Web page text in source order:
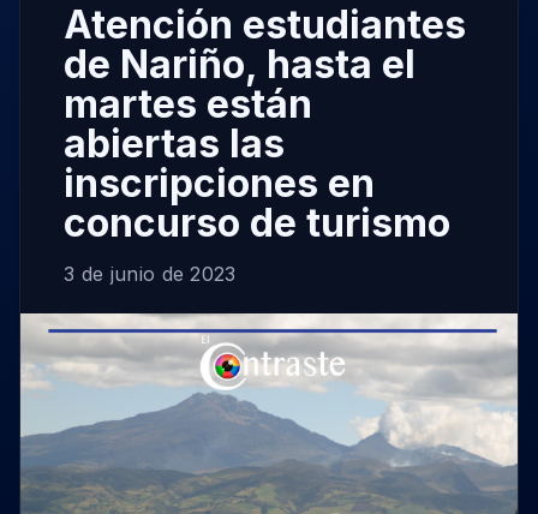
Atención estudiantes
de Nariño, hasta el
martes están
abiertas las
inscripciones en
concurso de turismo
3 de junio de 2023